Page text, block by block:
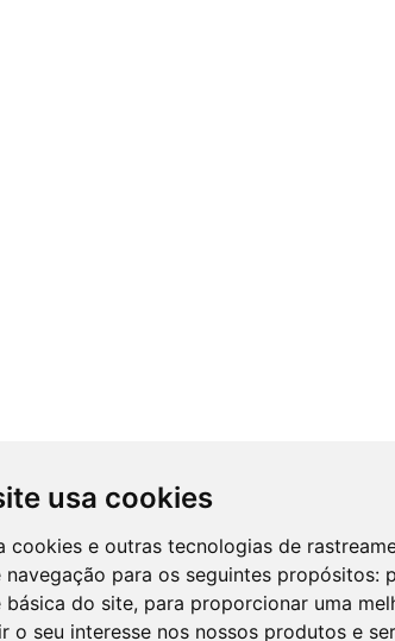
usa cookies
cookies e outras tecnologias de
navegação para os seguintes propósitos:
básica do site, para proporcionar uma
o seu interesse nos nossos produtos e